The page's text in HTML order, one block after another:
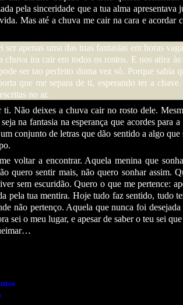
pela sinceridade que a tua alma apresentava
Mas até a chuva me cair na cara e acordar
apenas uma das tuas fantasias em horas
ira cair em todos os rostos. E nos atira às
ser tao perfeito duma vez só. Porque sabia
que me separa de ti, esperando ter a
no ar.
ti. Não deixes a chuva cair no rosto dele.
na fantasia na esperança que acordes para a
conjunto de letras que dão sentido a algo que
voltar a encontrar. Aquela menina que
quero sentir mais, não quero sonhar assim.
sem escuridão. Quero o que me pertence:
pela tua mentira. Hoje tudo faz sentido, tudo
não pertenço. Aquela que nunca foi desejada
sei o meu lugar, e apesar de saber o teu sei